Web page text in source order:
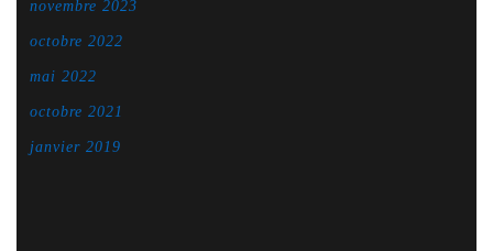
novembre 2023
octobre 2022
mai 2022
octobre 2021
janvier 2019